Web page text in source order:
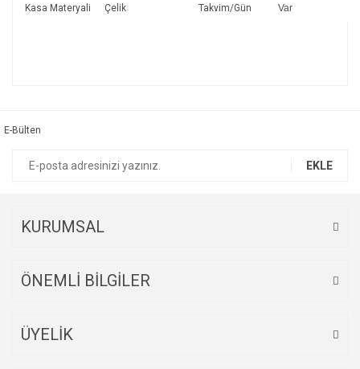
Kasa Materyali
Çelik Takvim/Gün Var
Ürün fiyatı diğer sitelerden daha pahalı.
E-Bülten
EKLE
KURUMSAL
ÖNEMLİ BİLGİLER
ÜYELİK